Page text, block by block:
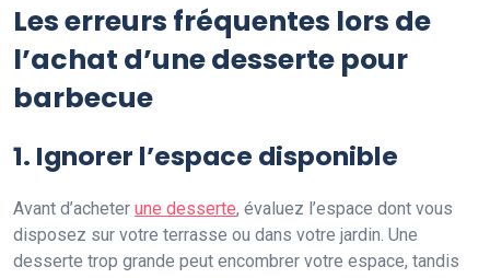
Les erreurs fréquentes lors de
l’achat d’une desserte pour
barbecue
1. Ignorer l’espace disponible
Avant d’acheter une desserte, évaluez l’espace dont vous
disposez sur votre terrasse ou dans votre jardin. Une
desserte trop grande peut encombrer votre espace, tandis